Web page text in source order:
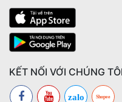
KẾT NỐI VỚI CHÚNG TÔI
zalo Shopee